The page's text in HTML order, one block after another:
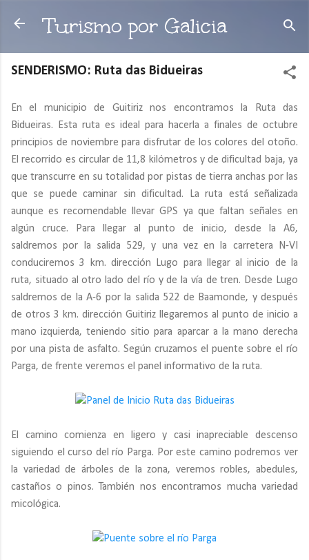
Ir al contenido principal
Turismo por Galicia
SENDERISMO: Ruta das Bidueiras
En el municipio de Guitiriz nos encontramos la Ruta das
Bidueiras. Esta ruta es ideal para hacerla a finales de octubre
principios de noviembre para disfrutar de los colores del otoño.
El recorrido es circular de 11,8 kilómetros y de dificultad baja, ya
que transcurre en su totalidad por pistas de tierra anchas por las
que se puede caminar sin dificultad. La ruta está señalizada
aunque es recomendable llevar GPS ya que faltan señales en
algún cruce. Para llegar al punto de inicio, desde la A6,
saldremos por la salida 529, y una vez en la carretera N-VI
conduciremos 3 km. dirección Lugo para llegar al inicio de la
ruta, situado al otro lado del río y de la vía de tren. Desde Lugo
saldremos de la A-6 por la salida 522 de Baamonde, y después
de otros 3 km. dirección Guitiriz llegaremos al punto de inicio a
mano izquierda, teniendo sitio para aparcar a la mano derecha
por una pista de asfalto. Según cruzamos el puente sobre el río
Parga, de frente veremos el panel informativo de la ruta.
El camino comienza en ligero y casi inapreciable descenso
siguiendo el curso del río Parga. Por este camino podremos ver
la variedad de árboles de la zona, veremos robles, abedules,
castaños o pinos. También nos encontramos mucha variedad
micológica.